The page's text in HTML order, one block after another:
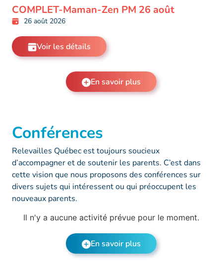
COMPLET-Maman-Zen PM 26 août
26 août 2026
Voir les détails
En savoir plus
Conférences
Relevailles Québec est toujours soucieux
d’accompagner et de soutenir les parents. C’est dans
cette vision que nous proposons des conférences sur
divers sujets qui intéressent ou qui préoccupent les
nouveaux parents.
Il n'y a aucune activité prévue pour le moment.
En savoir plus